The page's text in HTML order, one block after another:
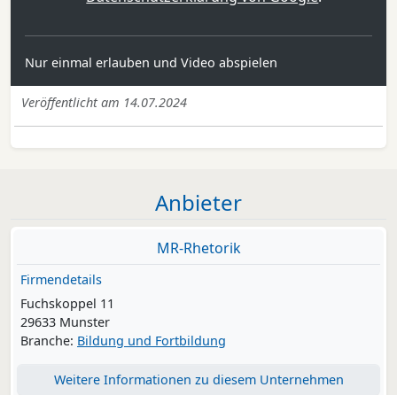
Nur einmal erlauben und Video abspielen
Veröffentlicht am 14.07.2024
Anbieter
MR-Rhetorik
Firmendetails
Fuchskoppel 11
29633 Munster
Branche: Bildung und Fortbildung
Weitere Informationen zu diesem Unternehmen